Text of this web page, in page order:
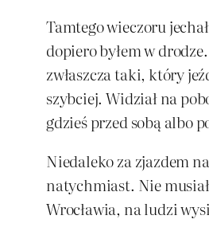
Tamtego wieczoru
dopiero byłem w
zwłaszcza taki, który
szybciej. Widział na
gdzieś przed sobą albo
Niedaleko za zjazdem
natychmiast. Nie
Wrocławia, na ludzi